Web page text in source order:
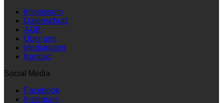
Impressum
Datenschutz
AGB
Über uns
Mediadaten
Kontakt
Social Media
Facebook
Instagram